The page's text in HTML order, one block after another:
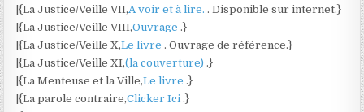
|{La Justice/Veille VII,A voir et à lire.. Disponible sur internet.}
|{La Justice/Veille VIII,Ouvrage.}
|{La Justice/Veille X,Le livre. Ouvrage de référence.}
|{La Justice/Veille XI,(la couverture).}
|{La Menteuse et la Ville,Le livre.}
|{La parole contraire,Clicker Ici.}